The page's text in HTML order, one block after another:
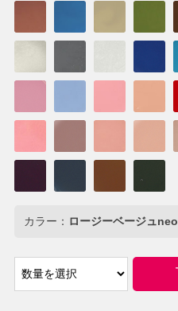
カラー： ロージーベージュneo